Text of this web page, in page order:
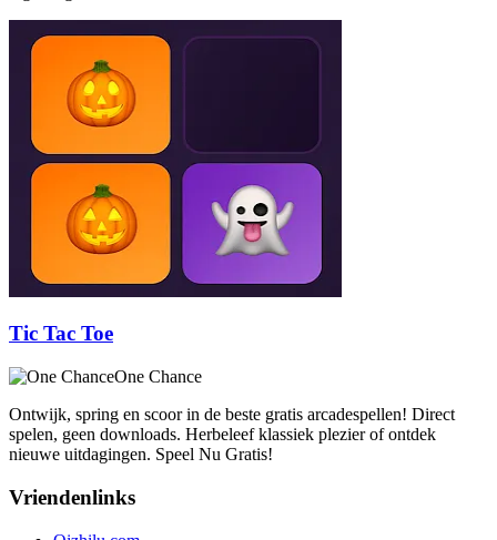
Tic Tac Toe
One Chance
Ontwijk, spring en scoor in de beste gratis arcadespellen! Direct
spelen, geen downloads. Herbeleef klassiek plezier of ontdek
nieuwe uitdagingen. Speel Nu Gratis!
Vriendenlinks